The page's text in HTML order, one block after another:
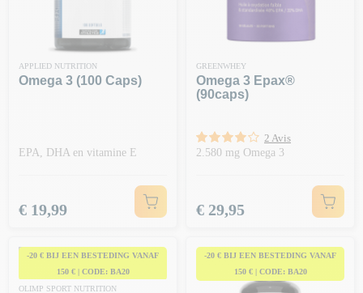
APPLIED NUTRITION
Omega 3 (100 Caps)
EPA, DHA en vitamine E
Prijs
€ 19,99
GREENWHEY
Omega 3 Epax®
(90caps)
2 Avis
2.580 mg Omega 3
Prijs
€ 29,95
-20 € BIJ EEN BESTEDING VANAF
150 € | CODE: BA20
OLIMP SPORT NUTRITION
-20 € BIJ EEN BESTEDING VANAF
150 € | CODE: BA20